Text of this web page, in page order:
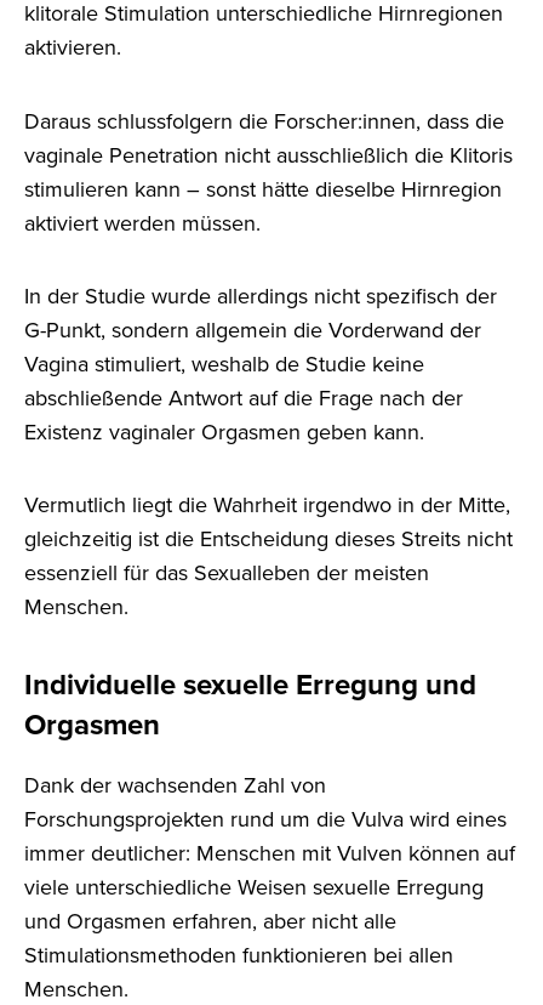
klitorale Stimulation unterschiedliche Hirnregionen
aktivieren.
Daraus schlussfolgern die Forscher:innen, dass die
vaginale Penetration nicht ausschließlich die Klitoris
stimulieren kann – sonst hätte dieselbe Hirnregion
aktiviert werden müssen.
In der Studie wurde allerdings nicht spezifisch der
G-Punkt, sondern allgemein die Vorderwand der
Vagina stimuliert, weshalb de Studie keine
abschließende Antwort auf die Frage nach der
Existenz vaginaler Orgasmen geben kann.
Vermutlich liegt die Wahrheit irgendwo in der Mitte,
gleichzeitig ist die Entscheidung dieses Streits nicht
essenziell für das Sexualleben der meisten
Menschen.
Individuelle sexuelle Erregung und
Orgasmen
Dank der wachsenden Zahl von
Forschungsprojekten rund um die Vulva wird eines
immer deutlicher: Menschen mit Vulven können auf
viele unterschiedliche Weisen sexuelle Erregung
und Orgasmen erfahren, aber nicht alle
Stimulationsmethoden funktionieren bei allen
Menschen.